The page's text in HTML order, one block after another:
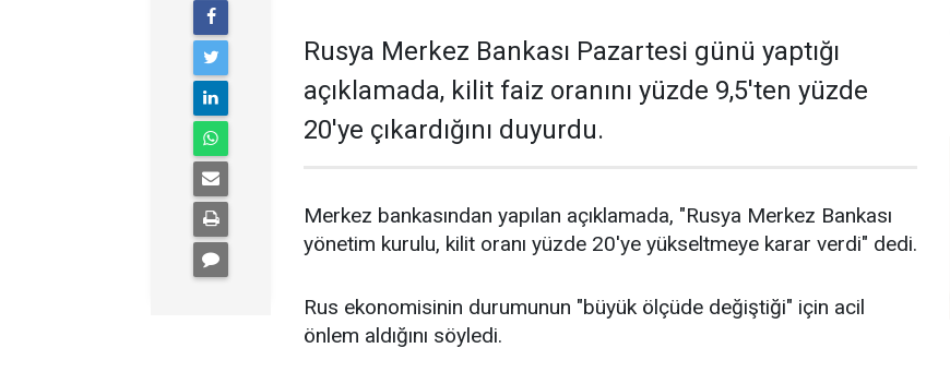
Rusya Merkez Bankası Pazartesi günü yaptığı
açıklamada, kilit faiz oranını yüzde 9,5'ten yüzde
20'ye çıkardığını duyurdu.
Merkez bankasından yapılan açıklamada, "Rusya Merkez Bankası
yönetim kurulu, kilit oranı yüzde 20'ye yükseltmeye karar verdi" dedi.
Rus ekonomisinin durumunun "büyük ölçüde değiştiği" için acil
önlem aldığını söyledi.